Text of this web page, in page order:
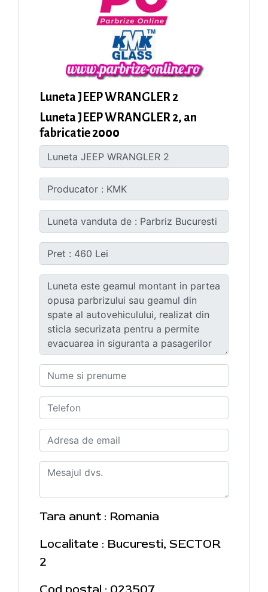
Luneta JEEP WRANGLER 2
Luneta JEEP WRANGLER 2, an
fabricatie 2000
Tara anunt : Romania
Localitate : Bucuresti, SECTOR
2